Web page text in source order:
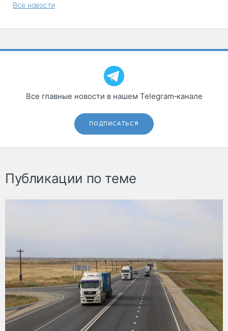
Все новости
Все главные новости в нашем Telegram‑канале
ПОДПИСАТЬСЯ
Публикации по теме